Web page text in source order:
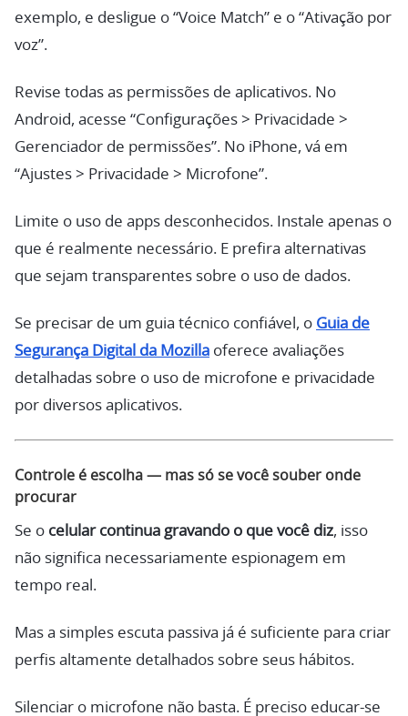
exemplo, e desligue o “Voice Match” e o “Ativação por
voz”.
Revise todas as permissões de aplicativos. No
Android, acesse “Configurações > Privacidade >
Gerenciador de permissões”. No iPhone, vá em
“Ajustes > Privacidade > Microfone”.
Limite o uso de apps desconhecidos. Instale apenas o
que é realmente necessário. E prefira alternativas
que sejam transparentes sobre o uso de dados.
Se precisar de um guia técnico confiável, o Guia de
Segurança Digital da Mozilla oferece avaliações
detalhadas sobre o uso de microfone e privacidade
por diversos aplicativos.
Controle é escolha — mas só se você souber onde
procurar
Se o celular continua gravando o que você diz, isso
não significa necessariamente espionagem em
tempo real.
Mas a simples escuta passiva já é suficiente para criar
perfis altamente detalhados sobre seus hábitos.
Silenciar o microfone não basta. É preciso educar-se